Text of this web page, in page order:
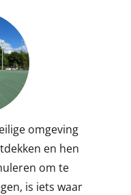
omgeving
en hen
om te
is iets waar